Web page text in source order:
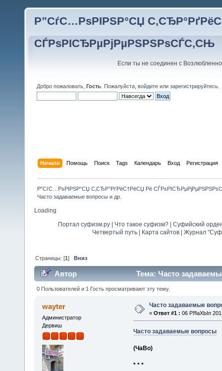
Р”СѓС…РѕРІРЅР°СЏ
СЃРѕРІСЂРµРјРµРЅРЅРѕСЃС‚СЊ
Если ты не соединен с
Добро пожаловать, Гость . Пожалуйста, войдите или зарегистрируйтесь
Начало Помощь Поиск Tags Календарь Вход Регистрация
Р”СѓС…РѕРІРЅР°СЏ С‚СЂР°РґРёС†РёСЏ Рё
Часто задаваемые вопросы и др.
Loading
Портал суфизм.ру Что такое суфизм?
Суфийский
Четвертый путь| Карта сайтов| Журнал
Страницы: [1] Вниз
Автор Тема: Часто
0 Пользователей и 1 Гость просматривают эту тему.
wayter
Администратор
Дервиш
Часто задаваемые
« Ответ #1 : 06 РЯаХЫп
Часто задаваемые вопросы
(ЧаВо)
* * *